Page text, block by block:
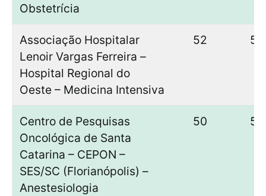
Obstetrícia
Associação Hospitalar
Lenoir Vargas Ferreira –
Hospital Regional do
Oeste – Medicina Intensiva
52 52
Centro de Pesquisas
Oncológica de Santa
Catarina – CEPON –
SES/SC (Florianópolis) –
Anestesiologia
50 50